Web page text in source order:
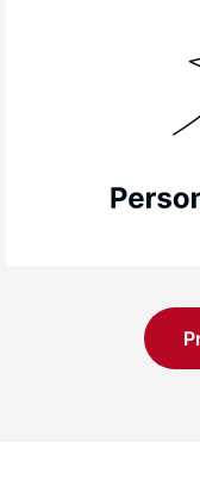
I nostri
offrono gli
migliorare in
gestione del
sviluppo di